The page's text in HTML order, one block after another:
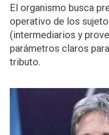
El organismo busca
operativo de los
(intermediarios y
parámetros claros
tributo.